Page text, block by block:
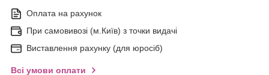
Оплата на рахунок
При самовивозі (м.Київ) з точки видачі
Виставлення рахунку (для юросіб)
Всі умови оплати